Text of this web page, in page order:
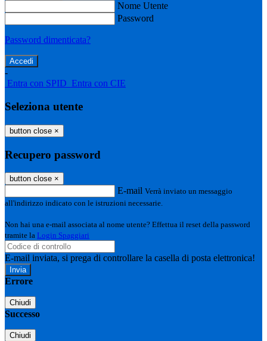
Nome Utente
Password
Password dimenticata?
-
Entra con SPID Entra con CIE
Seleziona utente
button close ×
Recupero password
button close ×
E-mail Verrà inviato un messaggio
all'indirizzo indicato con le istruzioni necessarie.
Non hai una e-mail associata al nome utente? Effettua il reset della password
tramite la Login Spaggiari
E-mail inviata, si prega di controllare la casella di posta elettronica!
Errore
Chiudi
Successo
Chiudi